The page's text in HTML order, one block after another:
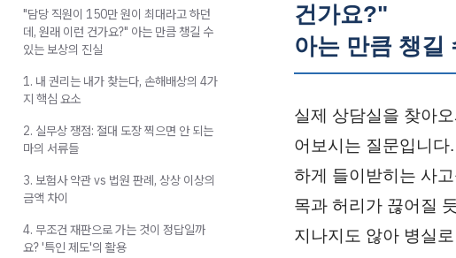
건가요?"
아는 만큼 챙길
실제 상담실을 찾아
어보시는 질문입니
하게 들이받히는 사
목과 허리가 끊어질
지나지도 않아 병실
"담당 직원이 150만 원이 최대라고 하던
데, 원래 이런 건가요?" 아는 만큼 챙길 수
있는 보상의 진실
1. 내 권리는 내가 찾는다, 손해배상의 4가
지 핵심 요소
2. 실무상 쟁점: 절대 도장 찍으면 안 되는
마의 서류들
3. 보험사 약관 vs 법원 판례, 상상 이상의
금액 차이
4. 무조건 재판으로 가는 것이 정답일까
요? '특인 제도'의 활용